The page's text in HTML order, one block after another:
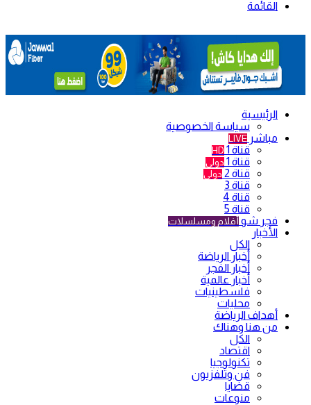
القائمة
الرئيسية
سياسة الخصوصية
مباشر LIVE
قناة 1 HD
قناة 1 دولي
قناة 2 دولي
قناة 3
قناة 4
قناة 5
فجر شو أفلام ومسلسلات
الأخبار
الكل
أخبار الرياضة
أخبار الفجر
أخبار عالمية
فلسطينيات
محليات
أهداف الرياضة
من هنا وهناك
الكل
اقتصاد
تكنولوجيا
فن وتلفزيون
قضايا
منوعات